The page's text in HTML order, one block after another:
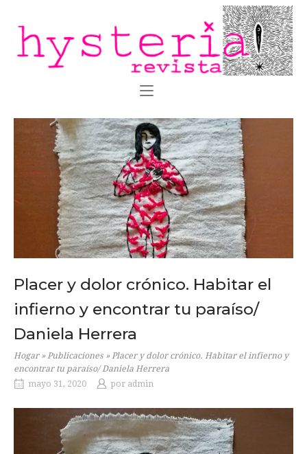
contenido
Placer y dolor crónico. Habitar el
infierno y encontrar tu paraíso/
Daniela Herrera
Hogar » Publicaciones »Placer y dolor crónico. Habitar el infierno y
encontrar tu paraíso/ Daniela Herrera
mayo 31, 2020
por admin